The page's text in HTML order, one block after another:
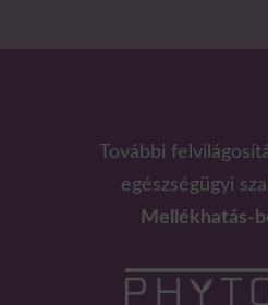
További
egészségügyi
Mellékhatás-